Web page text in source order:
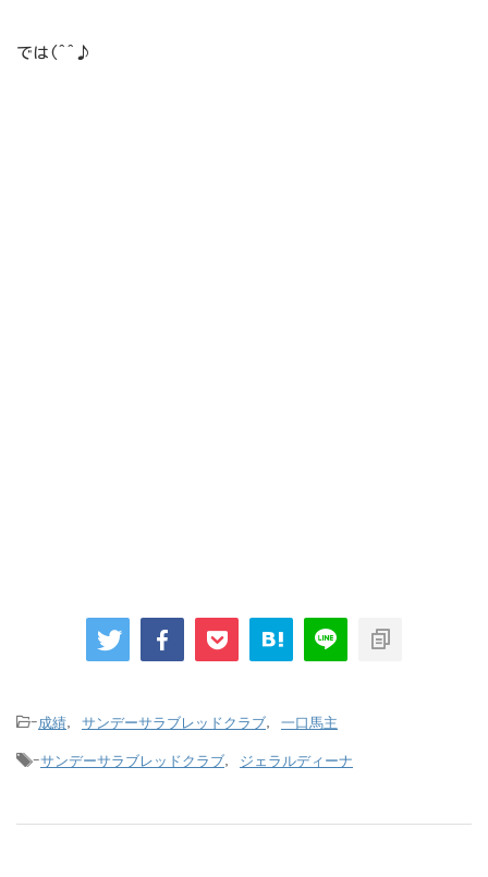
では(^^♪
-成績, サンデーサラブレッドクラブ, 一口馬主
-サンデーサラブレッドクラブ, ジェラルディーナ